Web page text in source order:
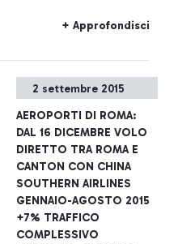
salito a bordo dell’aereo
regolamenti europei e del
+ Approfondisci
2 settembre 2015
AEROPORTI DI ROMA:
DAL 16 DICEMBRE VOLO
DIRETTO TRA ROMA E
CANTON CON CHINA
SOUTHERN AIRLINES
GENNAIO-AGOSTO 2015
+7% TRAFFICO
COMPLESSIVO